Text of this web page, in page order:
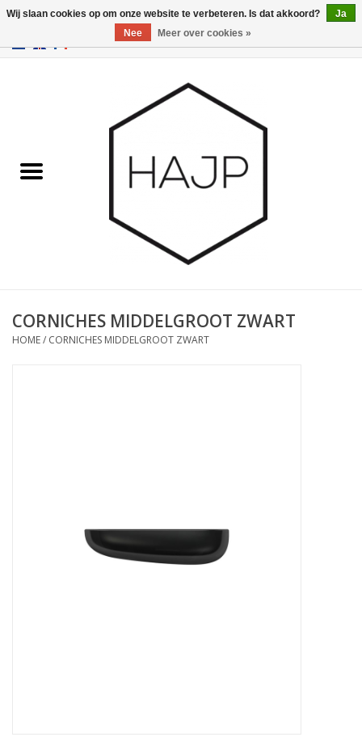
GBP/USD
Gadgets
CORNICHES MIDDELGROOT ZWART
HOME/ CORNICHES MIDDELGROOT ZWART
Wij slaan cookies op om onze website te verbeteren. Is dat akkoord?
Ja
Nee
Meer over cookies »